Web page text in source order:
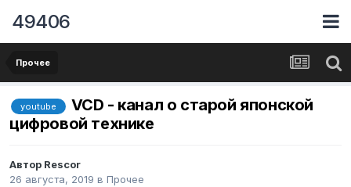
49406
Прочее
youtube
VCD - канал о старой японской
цифровой технике
Автор Rescor
26 августа, 2019 в Прочее